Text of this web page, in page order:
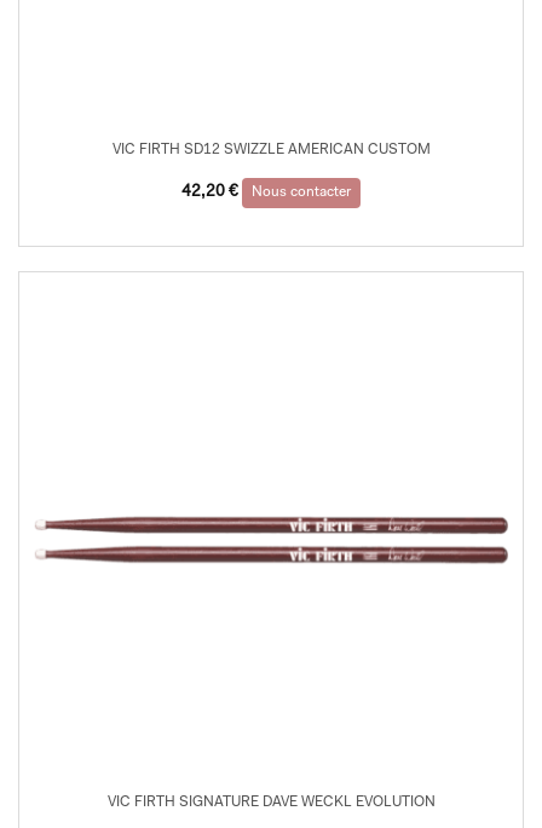
VIC FIRTH SD12 SWIZZLE AMERICAN CUSTOM
42,20 € Nous contacter
VIC FIRTH SIGNATURE DAVE WECKL EVOLUTION